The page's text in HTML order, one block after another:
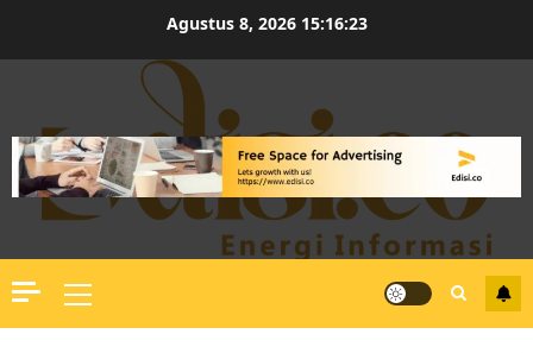
Agustus 8, 2026 15:16:24
Primary
Menu